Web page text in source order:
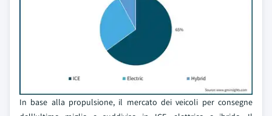
In base alla propulsione, il mercato dei veicoli per consegne